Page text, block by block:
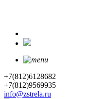
+7(812)6128682
+7(812)9569935
info@zstrela.ru